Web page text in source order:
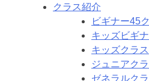
クラス紹介
ビギナー45
キッズビギ
キッズクラス
ジュニアク
ゼネラルク